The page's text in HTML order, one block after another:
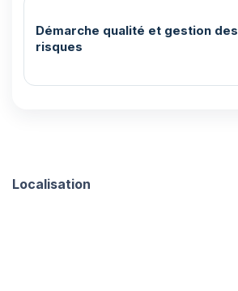
Démarche qualité et gestion des
risques
Localisation